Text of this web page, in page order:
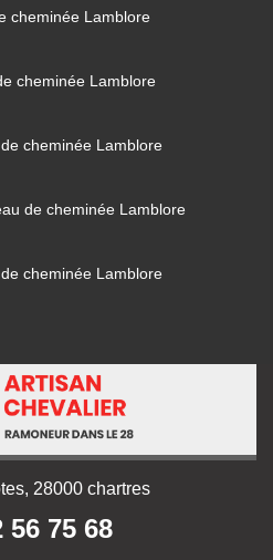
cheminée Lamblore
cheminée Lamblore
cheminée Lamblore
de cheminée Lamblore
cheminée Lamblore
28000 chartres
56 75 68